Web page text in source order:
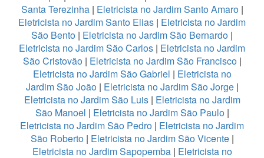
Santa Terezinha| Eletricista no Jardim Santo Amaro|
Eletricista no Jardim Santo Elias | Eletricista no Jardim
São Bento | Eletricista no Jardim São Bernardo |
Eletricista no Jardim São Carlos | Eletricista no Jardim
São Cristovão| Eletricista no Jardim São Francisco|
Eletricista no Jardim São Gabriel | Eletricista no
Jardim São João| Eletricista no Jardim São Jorge|
Eletricista no Jardim São Luis| Eletricista no Jardim
São Manoel | Eletricista no Jardim São Paulo|
Eletricista no Jardim São Pedro | Eletricista no Jardim
São Roberto| Eletricista no Jardim São Vicente|
Eletricista no Jardim Sapopemba| Eletricista no